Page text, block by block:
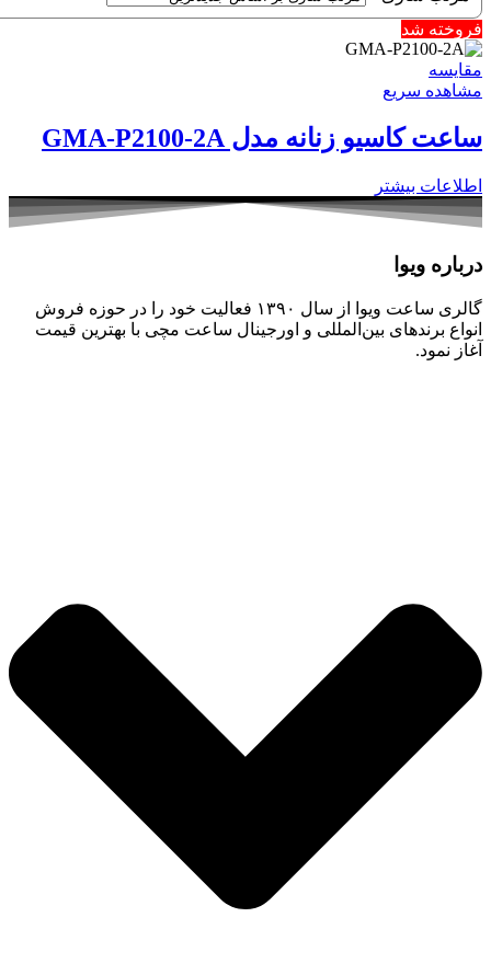
فروخته شد
مقایسه
مشاهده سریع
ساعت کاسیو زنانه مدل GMA-P2100-2A
اطلاعات بیشتر
درباره ویوا
گالری ساعت ویوا از سال ۱۳۹۰ فعالیت خود را در حوزه فروش
انواع برندهای بین‌المللی و اورجینال ساعت مچی با بهترین قیمت
آغاز نمود.